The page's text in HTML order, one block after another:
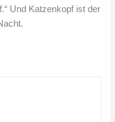
Und Katzenkopf ist der